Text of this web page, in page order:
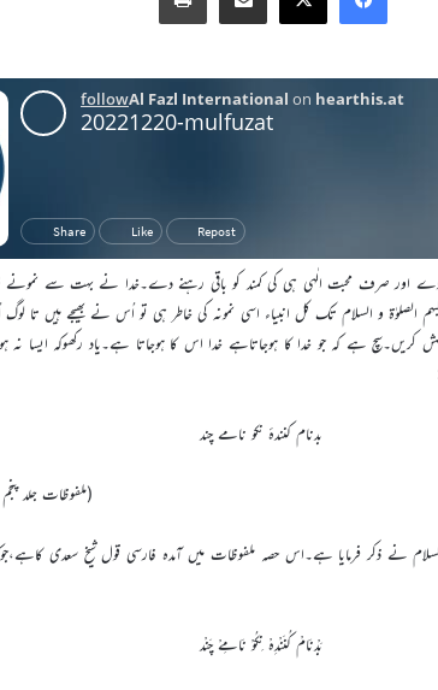
جلا دے اور صرف محبت الٰہی ہی کی کمند کو باقی رہنے دے۔خدا نے بہت سے
الصلوٰۃ و السلام تک کل انبیاء اسی نمونہ کی خاطر ہی تو اُس نے بھیجے ہیں
ہے کہ جو خدا کا ہوجاتاہے خدا اس کا ہوجاتا ہے۔یاد رکھوکہ ایسا
بدنام کنندۂ نکو نامے چند
(ملفوظات جلد پنجم صفحہ
نے ذکر فرمایا ہے۔اس حصہ ملفوظات میں آمدہ فارسی قول شیخ سعدی
بَدْنَامْ کُنَنْدِہْ نِکُوْ نَامِےْ چَنْد